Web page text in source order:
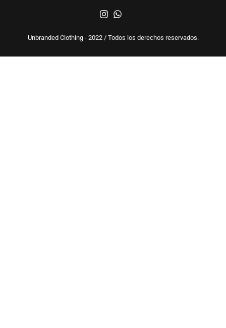
Unbranded Clothing - 2022 / Todos los derechos reservados.